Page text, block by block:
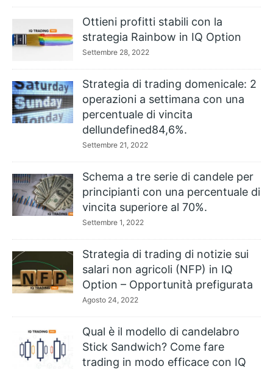
Ottieni profitti stabili con la
strategia Rainbow in IQ Option
Settembre 28, 2022
Strategia di trading domenicale: 2
operazioni a settimana con una
percentuale di vincita
dellundefined84,6%.
Settembre 21, 2022
Schema a tre serie di candele per
principianti con una percentuale di
vincita superiore al 70%.
Settembre 1, 2022
Strategia di trading di notizie sui
salari non agricoli (NFP) in IQ
Option – Opportunità prefigurata
Agosto 24, 2022
Qual è il modello di candelabro
Stick Sandwich? Come fare
trading in modo efficace con IQ